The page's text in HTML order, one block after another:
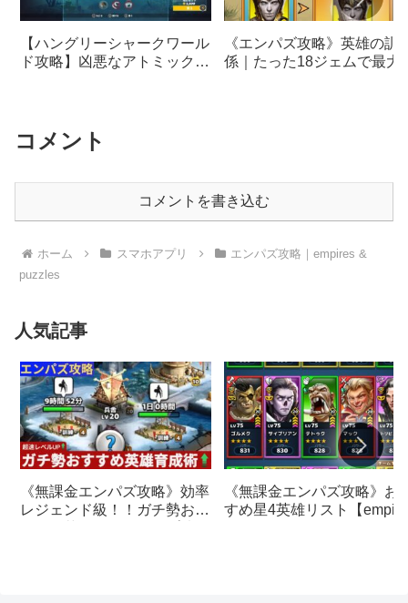
【ハングリーシャークワール
ド攻略】凶悪なアトミックを
《エンパズ攻略》英雄の訓
係｜たった18ジェムで最大
コメント
コメントを書き込む
ホーム スマホアプリ
エンパズ攻略｜empires &
puzzles
人気記事
《無課金エンパズ攻略》効率
レジェンド級！！ガチ勢おす
《無課金エンパズ攻略》お
すめ星4英雄リスト【